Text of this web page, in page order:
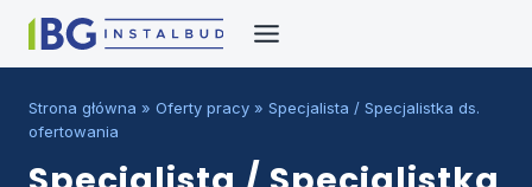
Przejdź
treści
Strona główna » Oferty pracy » Specjalista / Specjalistka ds.
ofertowania